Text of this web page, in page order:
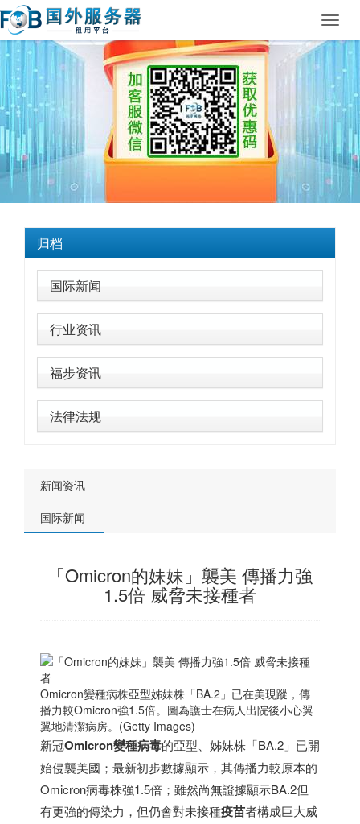
归档
国际新闻
行业资讯
福步资讯
法律法规
新闻资讯
国际新闻
「Omicron的妹妹」襲美 傳播力強
1.5倍 威脅未接種者
Omicron變種病株亞型姊妹株「BA.2」已在美現蹤，傳
播力較Omicron強1.5倍。圖為護士在病人出院後小心翼
翼地清潔病房。(Getty Images)
新冠Omicron變種病毒的亞型、姊妹株「BA.2」已開
始侵襲美國；最新初步數據顯示，其傳播力較原本的
Omicron病毒株強1.5倍；雖然尚無證據顯示BA.2但
有更強的傳染力，但仍會對未接種疫苗者構成巨大威